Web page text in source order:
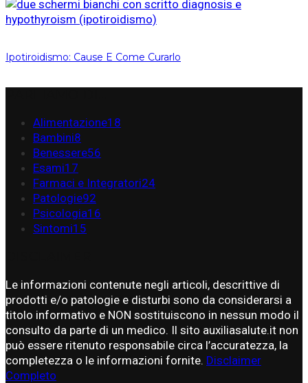
Ipotiroidismo: Cause E Come Curarlo
Alimentazione18
Bambini8
Benessere56
Esami17
Farmaci e Integratori24
Patologie92
Psicologia16
Sintomi15
Le informazioni contenute negli articoli, descrittive di
prodotti e/o patologie e disturbi sono da considerarsi a
titolo informativo e NON sostituiscono in nessun modo il
consulto da parte di un medico. Il sito auxiliasalute.it non
può essere ritenuto responsabile circa l’accuratezza, la
completezza o le informazioni fornite. Disclaimer
Completo